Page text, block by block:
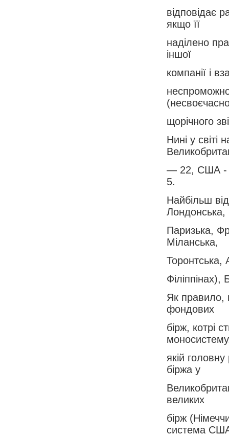
відповідає
якщо її
наділено
іншої
компанії і
щорічного
Нині у світі
— 22, США -
5.
Найбільш
Лондонська,
Паризька,
Міланська,
Торонтська,
Філіппінах),
Як правило,
фондових
бірж, котрі
якій
біржа у
великих
бірж
система